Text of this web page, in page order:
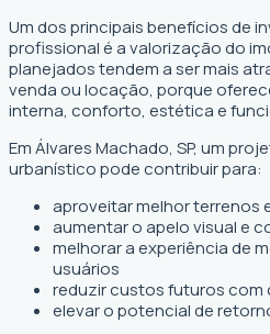
Um dos principais benefícios de
profissional é a valorização do
planejados tendem a ser mais
venda ou locação, porque
interna, conforto, estética e
Em Álvares Machado, SP, um
urbanístico pode contribuir para:
aproveitar melhor terrenos
aumentar o apelo visual e
melhorar a experiência de
usuários
reduzir custos futuros
elevar o potencial de